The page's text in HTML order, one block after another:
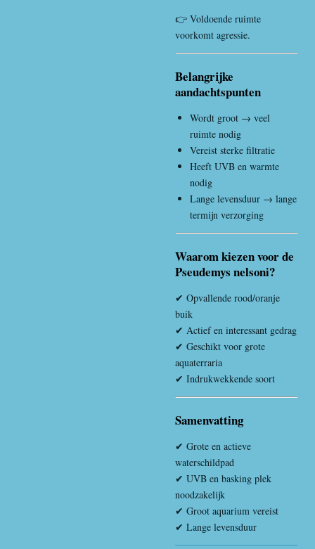
👉 Voldoende ruimte
voorkomt agressie.
Belangrijke
aandachtspunten
Wordt groot → veel
ruimte nodig
Vereist sterke filtratie
Heeft UVB en warmte
nodig
Lange levensduur → lange
termijn verzorging
Waarom kiezen voor de
Pseudemys nelsoni?
✔ Opvallende rood/oranje
buik
✔ Actief en interessant gedrag
✔ Geschikt voor grote
aquaterraria
✔ Indrukwekkende soort
Samenvatting
✔ Grote en actieve
waterschildpad
✔ UVB en basking plek
noodzakelijk
✔ Groot aquarium vereist
✔ Lange levensduur